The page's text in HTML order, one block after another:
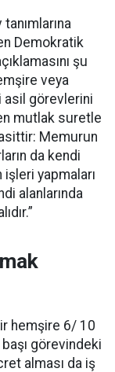
Demokratik
şu
veya
asil görevlerini
mutlak suretle
Memurun
da kendi
yapmaları
alanlarında
hemşire 6/ 10
görevindeki
alması da iş